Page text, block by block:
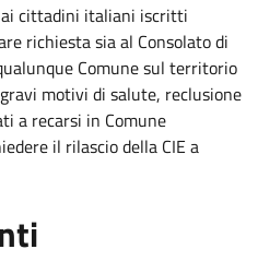
ai cittadini italiani iscritti
richiesta sia al Consolato di
Comune sul territorio
motivi di salute, reclusione
a recarsi in Comune
il rilascio della CIE a